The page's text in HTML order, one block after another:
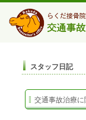
スタッフ日記
交通事故治療